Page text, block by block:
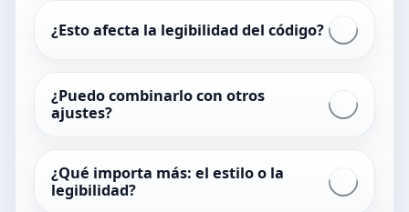
¿Esto afecta la legibilidad del código?
¿Puedo combinarlo con otros
ajustes?
¿Qué importa más: el estilo o la
legibilidad?